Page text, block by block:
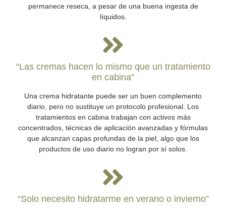
permanece reseca, a pesar de una buena ingesta de
líquidos.
“Las cremas hacen lo mismo que un tratamiento
en cabina”
Una crema hidratante puede ser un buen complemento
diario, pero no sustituye un protocolo profesional. Los
tratamientos en cabina trabajan con activos más
concentrados, técnicas de aplicación avanzadas y fórmulas
que alcanzan capas profundas de la piel, algo que los
productos de uso diario no logran por sí solos.
“Solo necesito hidratarme en verano o invierno”